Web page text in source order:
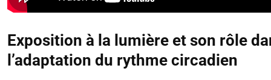
Exposition à la lumière et son rôle
l’adaptation du rythme circadien